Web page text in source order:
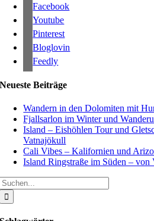
Facebook
Youtube
Pinterest
Bloglovin
Feedly
Neueste Beiträge
Wandern in den Dolomiten mit
Fjallsarlon im Winter und
Island – Eishöhlen Tour und
Vatnajökull
Cali Vibes – Kalifornien und
Island Ringstraße im Süden –